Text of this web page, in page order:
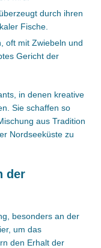
durch ihren
Fische.
oft mit Zwiebeln und
Gericht der
in denen kreative
Sie schaffen so
aus Tradition
Nordseeküste zu
der
besonders an der
um das
den Erhalt der